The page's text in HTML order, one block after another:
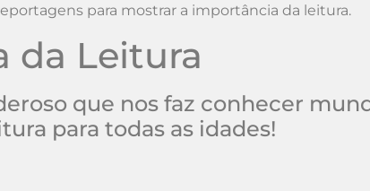
para mostrar a importância da leitura.
da Leitura
que nos faz conhecer
para todas as idades!